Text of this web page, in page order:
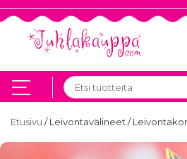
Etusivu /Leivontavälineet/